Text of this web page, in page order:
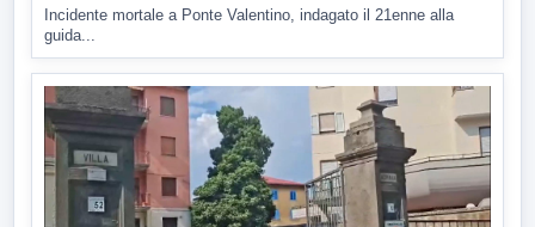
Incidente mortale a Ponte Valentino, indagato il 21enne alla
guida...